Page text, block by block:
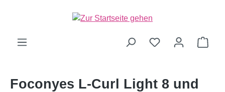
Foconyes L-Curl Light 8 und